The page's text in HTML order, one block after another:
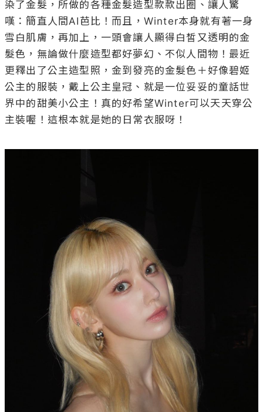
染了金髮，所做的各種金髮造型款款出圈、讓人驚
嘆：簡直人間AI芭比！而且，Winter本身就有著一身
雪白肌膚，再加上，一頭會讓人顯得白皙又透明的金
髮色，無論做什麼造型都好夢幻、不似人間物！最近
更釋出了公主造型照，金到發亮的金髮色＋好像碧姬
公主的服裝，戴上公主皇冠、就是一位妥妥的童話世
界中的甜美小公主！真的好希望Winter可以天天穿公
主裝喔！這根本就是她的日常衣服呀！